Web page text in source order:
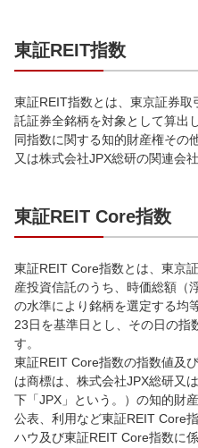
東証REIT指数
東証REIT指数とは、東京証券
託証券全銘柄を対象として算出
同指数に関する知的財産権その
又は株式会社JPX総研の関連会
東証REIT Core指数
東証REIT Core指数とは、東京
産投資信託のうち、時価総額（
の水準により銘柄を選定する均
23日を基準日とし、その日の指
す。
東証REIT Core指数の指数値及
は商標は、株式会社JPX総研又
下「JPX」という。）の知的財
公表、利用など東証REIT Core
ハウ及び東証REIT Core指数に